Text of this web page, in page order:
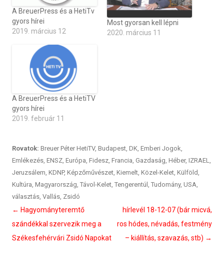
A BreuerPress és a HetiTv
gyors hírei
2019. március 12
Most gyorsan kell lépni
2020. március 11
A BreuerPress és a HetiTV
gyors hírei
2019. február 11
Rovatok: Breuer Péter HetiTV, Budapest, DK, Emberi Jogok,
Emlékezés, ENSZ, Európa, Fidesz, Francia, Gazdaság, Héber, IZRAEL,
Jeruzsálem, KDNP, Képzőművészet, Kiemelt, Közel-Kelet, Külföld,
Kultúra, Magyarország, Távol-Kelet, Tengerentúl , Tudomány, USA,
választás, Vallás, Zsidó
Bejegyzés
navigáció
← Hagyományteremtő
szándékkal szervezik meg a
Székesfehérvári Zsidó Napokat
hírlevél 18-12-07 (bár micvá,
ros hódes, névadás, festmény
– kiállítás, szavazás, stb) →